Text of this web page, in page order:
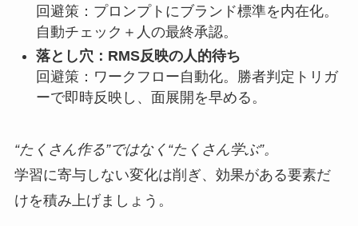
回避策：プロンプトにブランド標準を内在化。
自動チェック＋人の最終承認。
落とし穴：RMS反映の人的待ち
回避策：ワークフロー自動化。勝者判定トリガ
ーで即時反映し、面展開を早める。
“たくさん作る”ではなく“たくさん学ぶ”。
学習に寄与しない変化は削ぎ、効果がある要素だ
けを積み上げましょう。